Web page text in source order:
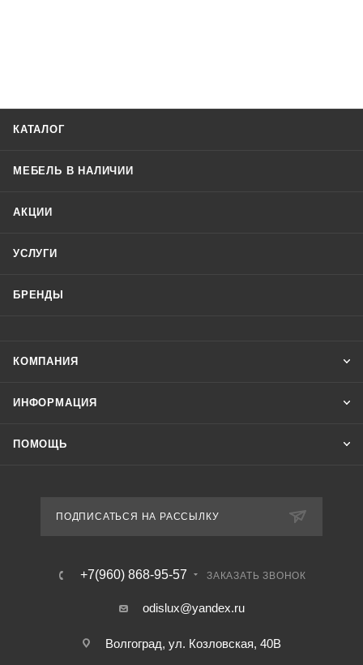
КАТАЛОГ
МЕБЕЛЬ В НАЛИЧИИ
АКЦИИ
УСЛУГИ
БРЕНДЫ
КОМПАНИЯ
ИНФОРМАЦИЯ
ПОМОЩЬ
ПОДПИСАТЬСЯ НА РАССЫЛКУ
+7(960) 868-95-57 ЗАКАЗАТЬ ЗВОНОК
odislux@yandex.ru
Волгоград, ул. Козловская, 40В